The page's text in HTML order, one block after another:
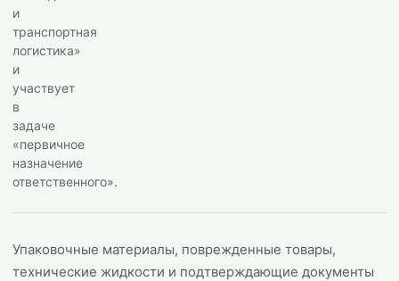
и
транспортная
логистика»
и
участвует
в
задаче
«первичное
назначение
ответственного».
Упаковочные материалы, поврежденные товары,
технические жидкости и подтверждающие документы